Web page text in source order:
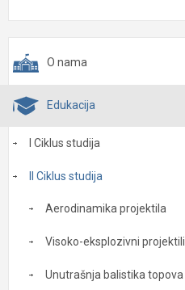
O nama
Edukacija
I Ciklus studija
II Ciklus studija
Aerodinamika projektila
Visoko-eksplozivni projektili
Unutrašnja balistika topova